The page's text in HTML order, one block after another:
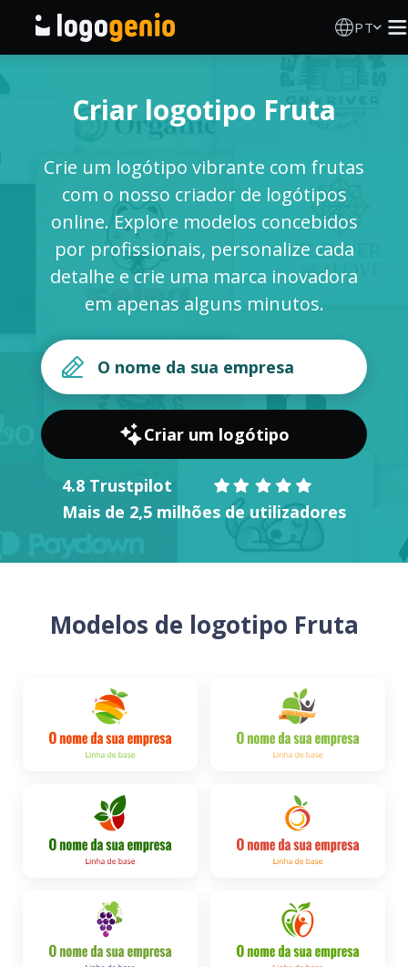
PT
Gerador de logótipos IA
Ideias de logótipos
Produtos impressos
Sobre
INICIAR SESSÃO
Criar logotipo Fruta
Crie um logótipo vibrante com frutas
com o nosso criador de logótipos
online. Explore modelos concebidos
por profissionais, personalize cada
detalhe e crie uma marca inovadora
em apenas alguns minutos.
Criar um logótipo
4.8 Trustpilot
Mais de 2,5 milhões de utilizadores
Modelos de logotipo Fruta